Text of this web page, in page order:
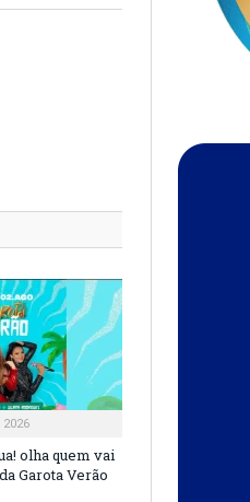
2026
olha quem vai
Garota Verão